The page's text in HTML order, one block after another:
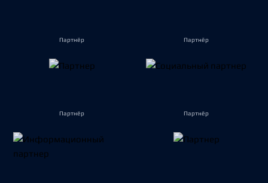
Партнёр Партнёр
Партнёр Партнёр